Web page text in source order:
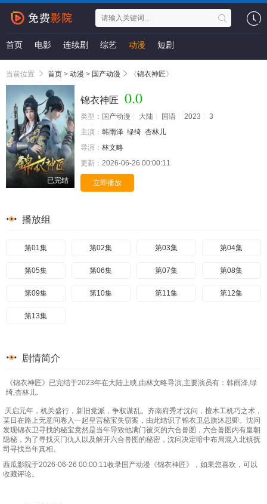
首页 电影 连续剧 综艺 动漫 短剧
当前位置 首页 > 动漫 > 国产动漫 《锦衣神匠》
已完结
锦衣神匠 0.0
类型： 国产动漫 大陆 国语 2023
3
主演： 韩雨泽 绿绮 杏林儿
导演： 林文略
更新： 2026-06-26 00:00:11
立即播放
播放组
第01集 第02集 第03集 第04集
第05集 第06集 第07集 第08集
第09集 第10集 第11集 第12集
第13集
剧情简介
《锦衣神匠》已完结于2023年在大陆上映,由林文略导演,主要演员有：韩雨泽,绿
绮,杏林儿.
天启元年，机关盛行，新旧党派，争权谋乱。齐南府秀才沈问，擅木工机巧之术，
某日在路上无意间卷入一起皇宫秘宝失窃案，由此结识了锦衣卫总旗沐思卿。沈问
发现锦衣卫寻找的秘宝竟然是当年导致他满门被灭的六合兽图，六合兽图内有皇朝
隐秘，为了寻找灭门仇人以及解开六合兽图的秘密，沈问决定暗中布局混入北镇抚
司寻找当年真相。
西瓜影院于2026-06-26 00:00:11收录国产动漫《锦衣神匠》，如果您喜欢，可以
收藏评论。